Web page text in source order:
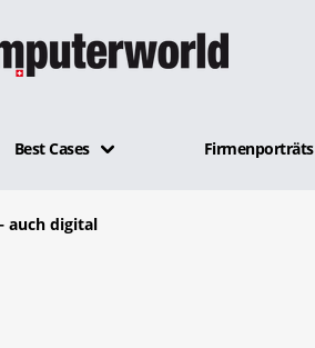
Best Cases Firmenporträts
auch digital